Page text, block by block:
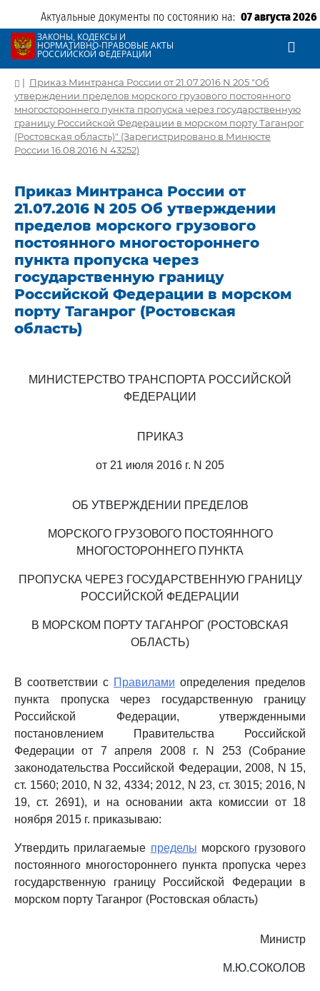
Актуальные документы по состоянию на: 07 августа 2026
ЗАКОНЫ, КОДЕКСЫ И
НОРМАТИВНО-ПРАВОВЫЕ АКТЫ
РОССИЙСКОЙ ФЕДЕРАЦИИ
| Приказ Минтранса России от 21.07.2016 N 205 "Об
утверждении пределов морского грузового постоянного
многостороннего пункта пропуска через государственную
границу Российской Федерации в морском порту Таганрог
(Ростовская область)" (Зарегистрировано в Минюсте
России 16.08.2016 N 43252)
Приказ Минтранса России от
21.07.2016 N 205 Об утверждении
пределов морского грузового
постоянного многостороннего
пункта пропуска через
государственную границу
Российской Федерации в морском
порту Таганрог (Ростовская
область)
МИНИСТЕРСТВО ТРАНСПОРТА РОССИЙСКОЙ
ФЕДЕРАЦИИ
ПРИКАЗ
от 21 июля 2016 г. N 205
ОБ УТВЕРЖДЕНИИ ПРЕДЕЛОВ
МОРСКОГО ГРУЗОВОГО ПОСТОЯННОГО
МНОГОСТОРОННЕГО ПУНКТА
ПРОПУСКА ЧЕРЕЗ ГОСУДАРСТВЕННУЮ ГРАНИЦУ
РОССИЙСКОЙ ФЕДЕРАЦИИ
В МОРСКОМ ПОРТУ ТАГАНРОГ (РОСТОВСКАЯ
ОБЛАСТЬ)
В соответствии с Правилами определения пределов
пункта пропуска через государственную границу
Российской Федерации, утвержденными
постановлением Правительства Российской
Федерации от 7 апреля 2008 г. N 253 (Собрание
законодательства Российской Федерации, 2008, N 15,
ст. 1560; 2010, N 32, 4334; 2012, N 23, ст. 3015; 2016, N
19, ст. 2691), и на основании акта комиссии от 18
ноября 2015 г. приказываю:
Утвердить прилагаемые пределы морского грузового
постоянного многостороннего пункта пропуска через
государственную границу Российской Федерации в
морском порту Таганрог (Ростовская область)
Министр
М.Ю.СОКОЛОВ